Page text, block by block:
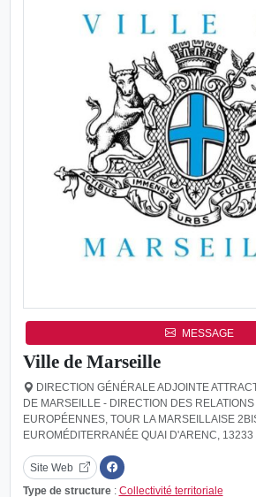
MESSAGE
Ville de Marseille
DIRECTION GÉNÉRALE ADJOINTE
DE MARSEILLE - DIRECTION DES
EUROPÉENNES, TOUR LA MARSEILLAISE
EUROMÉDITERRANÉE QUAI D'ARENC,
Site Web
Type de structure: Collectivité territoriale